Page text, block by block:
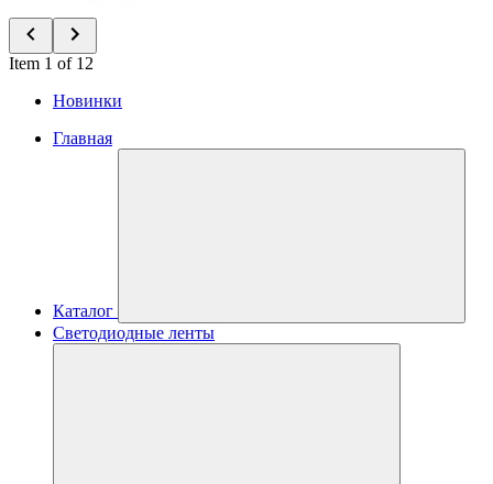
Item 1 of 12
Новинки
Главная
Каталог
Светодиодные ленты